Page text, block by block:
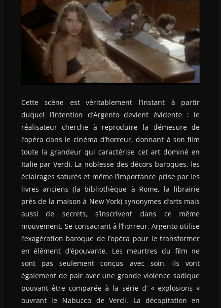
Cette scène est véritablement l’instant à partir
duquel l’intention d’Argento devient évidente : le
réalisateur cherche à reproduire la démesure de
l’opéra dans le cinéma d’horreur, donnant à son film
toute la grandeur qui caractérise cet art dominé en
Italie par Verdi. La noblesse des décors baroques, les
éclairages saturés et même l’importance prise par les
livres anciens (la bibliothèque à Rome, la librairie
près de la maison à New York) synonymes d’arts mais
aussi de secrets, s’inscrivent dans ce même
mouvement. Se consacrant à l’horreur, Argento utilise
l’exagération baroque de l’opéra pour le transformer
en élément d’épouvante. Les meurtres du film ne
sont pas seulement conçus avec soin, ils vont
également de pair avec une grande violence sadique
pouvant être comparée à la série d’ « explosions »
ouvrant le Nabucco de Verdi. La décapitation en